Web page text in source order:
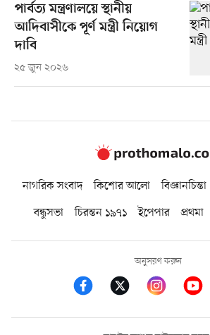
পার্বত্য মন্ত্রণালয়ে স্থানীয়
আদিবাসীকে পূর্ণ মন্ত্রী নিয়োগ
দাবি
২৫ জুন ২০২৬
নাগরিক সংবাদ কিশোর আলো বিজ্ঞানচিন্তা
বন্ধুসভা
চিরন্তন ১৯৭১ ইপেপার প্রথমা
অনুসরণ করুন